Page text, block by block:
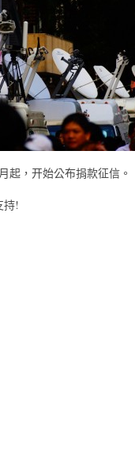
起，开始公布捐款征信。
持!